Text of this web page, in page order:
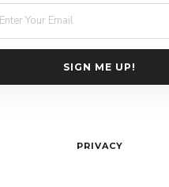
SIGN ME UP!
PRIVACY